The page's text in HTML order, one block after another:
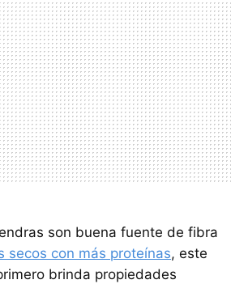
son buena fuente de fibra
secos con más proteínas, este
brinda propiedades